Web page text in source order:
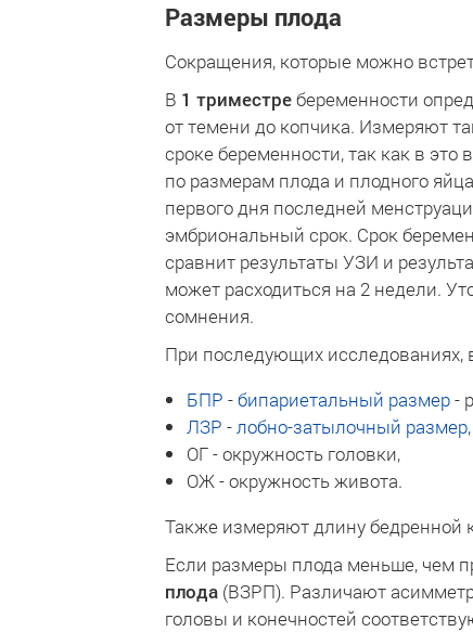
Размеры плода
Сокращения, которые можно
В 1 триместребеременности
от темени до копчика. Измеряют
сроке беременности, так как в
по размерам плода и плодного
первого дня последней
эмбриональный срок. Срок
сравнит результаты УЗИ и
может расходиться на 2 недели.
сомнения.
При последующих исследованиях,
БПР -бипариетальный размер-
ЛЗР -лобно-затылочный размер,
ОГ - окружность головки,
ОЖ - окружность живота.
Также измеряют длину бедренной
Если размеры плода меньше, чем
плода (ВЗРП). Различают
головы и конечностей